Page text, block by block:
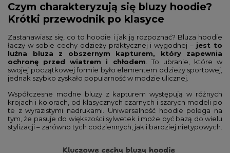
Czym charakteryzują się bluzy hoodie?
Krótki przewodnik po klasyce
Zastanawiasz się, co to hoodie i jak ją rozpoznać? Bluza hoodie
łączy w sobie cechy odzieży praktycznej i wygodnej – jest to
luźna bluza z obszernym kapturem, który zapewnia
ochronę przed wiatrem i chłodem . To ubranie, które w
swojej początkowej formie było elementem odzieży sportowej,
jednak szybko zyskało popularność w modzie ulicznej.
Współczesne modne bluzy z kapturem występują w różnych
krojach i kolorach, od klasycznych czarnych i szarych modeli po
te z wyrazistymi nadrukami. Uniwersalność hoodie polega na
tym, że pasuje do większości sylwetek i może być bazą do wielu
stylizacji – zarówno tych codziennych, jak i bardziej nietypowych.